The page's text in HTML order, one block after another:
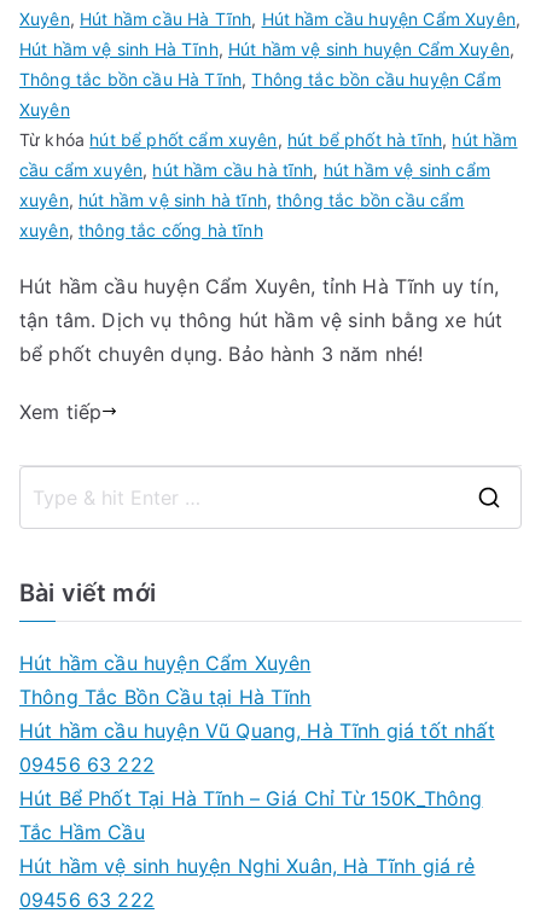
Xuyên, Hút hầm cầu Hà Tĩnh, Hút hầm cầu huyện Cẩm Xuyên,
Hút hầm vệ sinh Hà Tĩnh, Hút hầm vệ sinh huyện Cẩm Xuyên,
Thông tắc bồn cầu Hà Tĩnh,Thông tắc bồn cầu huyện Cẩm
Xuyên
Từ khóa hút bể phốt cẩm xuyên, hút bể phốt hà tĩnh, hút hầm
cầu cẩm xuyên, hút hầm cầu hà tĩnh, hút hầm vệ sinh cẩm
xuyên, hút hầm vệ sinh hà tĩnh,thông tắc bồn cầu cẩm
xuyên,thông tắc cống hà tĩnh
Hút hầm cầu huyện Cẩm Xuyên, tỉnh Hà Tĩnh uy tín,
tận tâm. Dịch vụ thông hút hầm vệ sinh bằng xe hút
bể phốt chuyên dụng. Bảo hành 3 năm nhé!
Xem tiếp
Bài viết mới
Hút hầm cầu huyện Cẩm Xuyên
Thông Tắc Bồn Cầu tại Hà Tĩnh
Hút hầm cầu huyện Vũ Quang, Hà Tĩnh giá tốt nhất
09456 63 222
Hút Bể Phốt Tại Hà Tĩnh – Giá Chỉ Từ 150K_Thông
Tắc Hầm Cầu
Hút hầm vệ sinh huyện Nghi Xuân, Hà Tĩnh giá rẻ
09456 63 222